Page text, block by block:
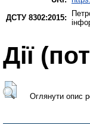
ДСТУ 8302:2015:
Дії
Оглянути опис